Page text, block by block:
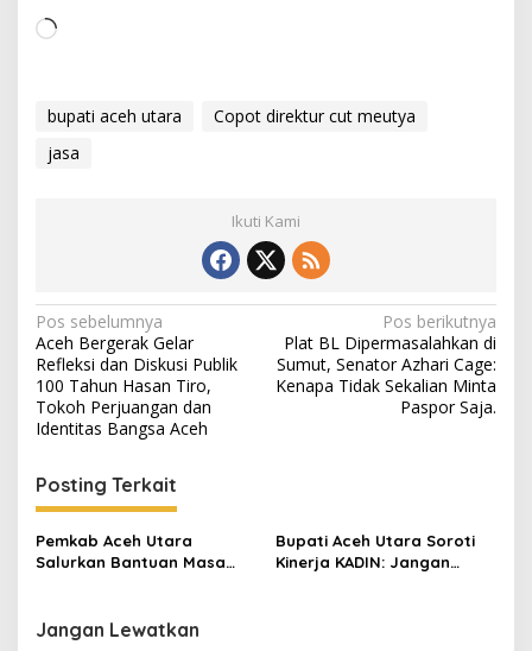
u
a
t
bupati aceh utara
Copot direktur cut meutya
jasa
Ikuti Kami
N
a
v
i
a
s
i
o
Pos sebelumnya
Aceh Bergerak Gelar
Refleksi dan Diskusi Publik
100 Tahun Hasan Tiro,
Tokoh Perjuangan dan
Identitas Bangsa Aceh
Pos berikutnya
Plat BL Dipermasalahkan di
Sumut, Senator Azhari Cage:
Kenapa Tidak Sekalian Minta
Paspor Saja.
Posting Terkait
Pemkab Aceh Utara
Salurkan Bantuan Masa
Bupati Aceh Utara Soroti
Kinerja KADIN: Jangan
Jangan Lewatkan